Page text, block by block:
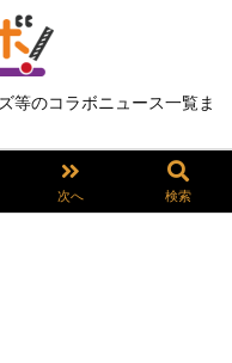
等のコラボニュース一覧ま
次へ 検索